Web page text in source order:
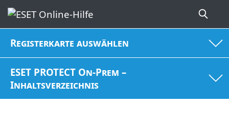
Registerkarte auswählen
ESET PROTECT On-Prem –
Inhaltsverzeichnis